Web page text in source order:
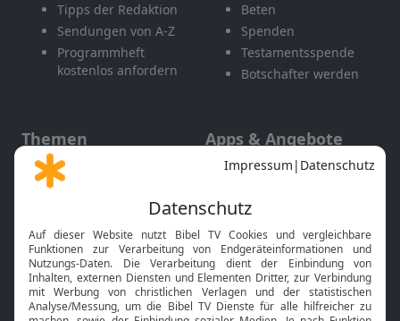
Tipps der Redaktion
Sendungen von A-Z
Programmheft
kostenlos anfordern
Beten
Spenden
Testamentsspende
Botschafter werden
Themen
Gott und Bibel erklärt
Neuigkeiten
Apps & Angebote
Mobile App
Smart TV
HbbTV
Bibelthek Online-Bibel
Nächster Gottesdienst